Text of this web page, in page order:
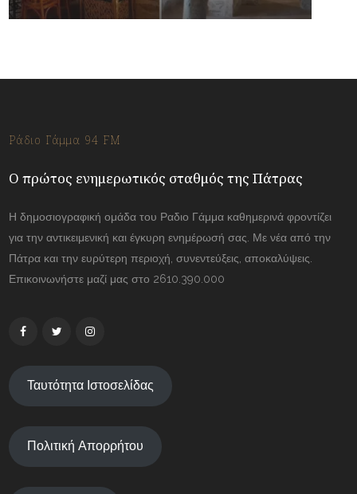
Ράδιο Γάμμα 94 FM
Ο πρώτος ενημερωτικός σταθμός της Πάτρας
Η δημοσιογραφική ομάδα του Ραδιο Γάμμα καθημερινά φροντίζει
για την αντικειμενική και έγκυρη ενημέρωσή σας. Με νέα από την
Πάτρα και την ευρύτερη περιοχή, συνεντεύξεις, αποκαλύψεις.
Επικοινωνήστε μαζί μας στο 2610.390.000
Ταυτότητα Ιστοσελίδας
Πολιτική Απορρήτου